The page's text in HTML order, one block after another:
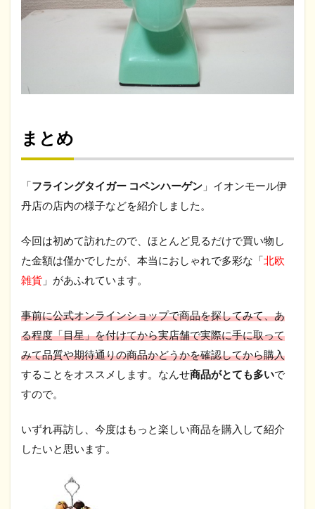
まとめ
「フライングタイガー コペンハーゲン 」イオンモール伊
丹店の店内の様子などを紹介しました。
今回は初めて訪れたので、ほとんど見るだけで買い物し
た金額は僅かでしたが、本当におしゃれで多彩な「北欧
雑貨 」があふれています。
事前に公式オンラインショップで商品を探してみて、あ
る程度「目星」を付けてから実店舗で実際に手に取って
みて品質や期待通りの商品かどうかを確認してから購入
することをオススメします。なんせ商品がとても多いで
すので。
いずれ再訪し、今度はもっと楽しい商品を購入して紹介
したいと思います。